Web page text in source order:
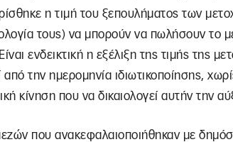
η τιμή του ξεπουλήματος των
τους) να μπορούν να πωλήσουν το
ενδεικτική η εξέλιξη της τιμής της
την ημερομηνία ιδιωτικοποίησης,
κίνηση που να δικαιολογεί αυτήν την
που ανακεφαλαιοποιήθηκαν με